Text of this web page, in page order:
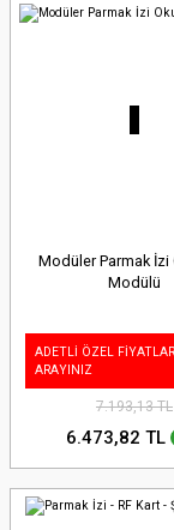
Modüler Parmak İzi
Modülü
ADETLİ ÖZEL
ARAYINIZ
7.193,13 TL
6.473,82 TL